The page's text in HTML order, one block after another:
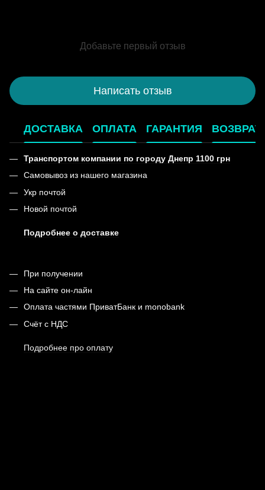
Добавьте первый отзыв
Написать отзыв
ДОСТАВКА ОПЛАТА ГАРАНТИЯ ВОЗВРАТ
Транспортом компании по городу Днепр 1100 грн
Самовывоз из нашего магазина
Укр почтой
Новой почтой
Подробнее о доставке
При получении
На сайте он-лайн
Оплата частями ПриватБанк и monobank
Счёт с НДС
Подробнее про оплату